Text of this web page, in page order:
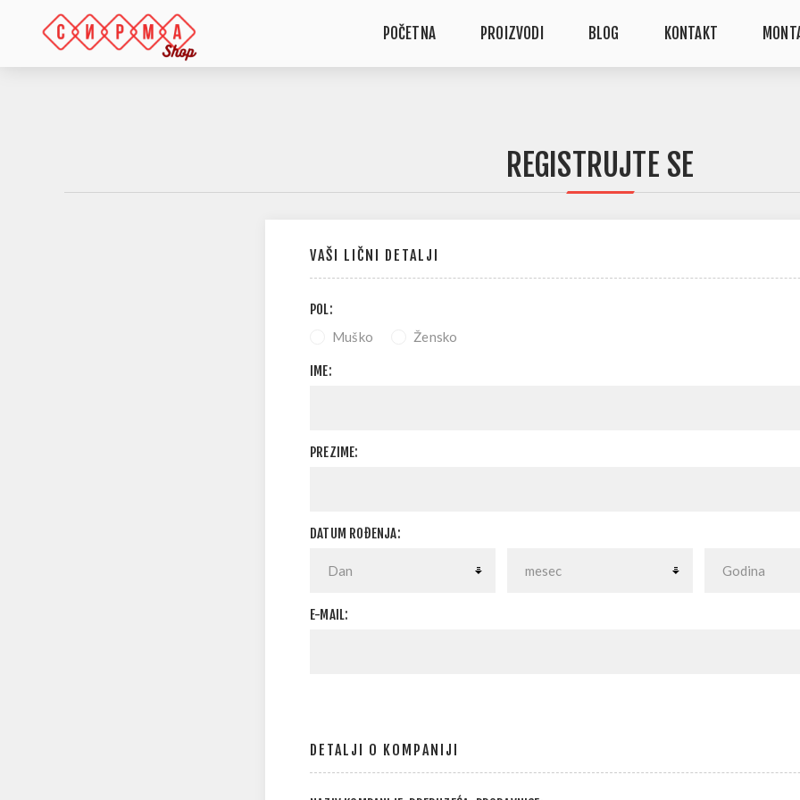
POČETNA PROIZVODI BLOG KONTAKT
REGISTRUJTE SE
VAŠI LIČNI DETALJI
POL:
Muško Žensko
IME:
PREZIME:
DATUM ROĐENJA:
E-MAIL:
DETALJI O KOMPANIJI